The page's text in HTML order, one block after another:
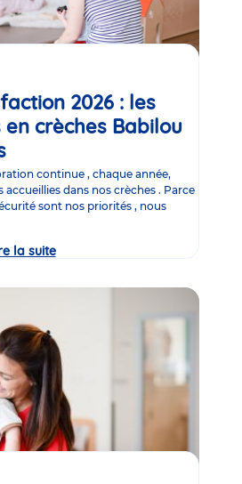
2026 : les
crèches Babilou
continue , chaque année,
dans nos crèches . Parce
sont nos priorités , nous
la suiteEnquête
2026
inscrites
en
crèches
Babilou
donnent
leur
avis